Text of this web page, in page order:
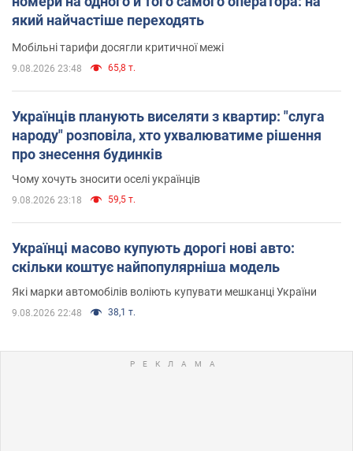
який найчастіше переходять
Мобільні тарифи досягли критичної межі
9.08.2026 23:48 65,8 т.
Українців планують виселяти з квартир: "слуга
народу" розповіла, хто ухвалюватиме рішення
про знесення будинків
Чому хочуть зносити оселі українців
9.08.2026 23:18 59,5 т.
Українці масово купують дорогі нові авто:
скільки коштує найпопулярніша модель
Які марки автомобілів воліють купувати мешканці України
9.08.2026 22:48 38,1 т.